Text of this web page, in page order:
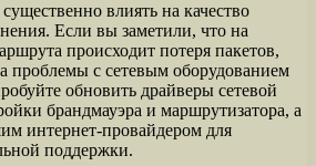
влиять на качество
Если вы заметили, что на
происходит потеря пакетов,
проблемы с сетевым оборудованием
обновить драйверы сетевой
брандмауэра и маршрутизатора, а
интернет-провайдером для
поддержки.